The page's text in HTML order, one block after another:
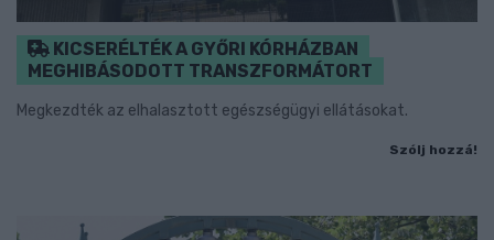
KICSERÉLTÉK A GYŐRI KÓRHÁZBAN
MEGHIBÁSODOTT TRANSZFORMÁTORT
Megkezdték az elhalasztott egészségügyi ellátásokat.
Szólj hozzá!